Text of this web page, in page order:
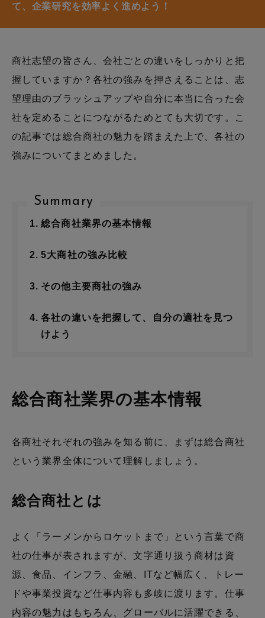
て、企業研究を効率よく進めよう！
商社志望の皆さん、会社ごとの違いをしっかりと把
握していますか？各社の強みを押さえることは、志
望理由のブラッシュアップや自分に本当に合った会
社を定めることにつながるためとても大切です。こ
の記事では総合商社の魅力を踏まえた上で、各社の
強みについてまとめました。
Summary
総合商社業界の基本情報
5大商社の強み比較
その他主要商社の強み
各社の違いを把握して、自分の適社を見つ
けよう
総合商社業界の基本情報
各商社それぞれの強みを知る前に、まずは総合商社
という業界全体について理解しましょう。
総合商社とは
よく「ラーメンからロケットまで」という言葉で商
社の仕事が表されますが、文字通り扱う商材は資
源、食品、インフラ、金融、ITなど幅広く、トレー
ドや事業投資など仕事内容も多岐に渡ります。仕事
内容の魅力はもちろん、グローバルに活躍できる、